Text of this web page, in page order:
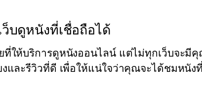
บดูหนังที่เชื่อถือได้
ที่ให้บริการดูหนังออนไลน์ แต่ไม่ทุกเว็บจะมีคุ
งและรีวิวที่ดี เพื่อให้แน่ใจว่าคุณจะได้ชมหนั